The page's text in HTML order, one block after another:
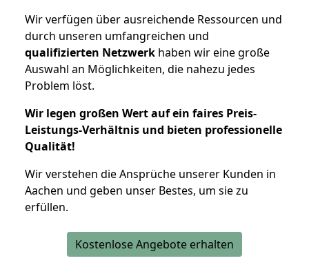
Wir verfügen über ausreichende Ressourcen und
durch unseren umfangreichen und
qualifizierten Netzwerk haben wir eine große
Auswahl an Möglichkeiten, die nahezu jedes
Problem löst.
Wir legen großen Wert auf ein faires Preis-
Leistungs-Verhältnis und bieten professionelle
Qualität!
Wir verstehen die Ansprüche unserer Kunden in
Aachen und geben unser Bestes, um sie zu
erfüllen.
Kostenlose Angebote erhalten